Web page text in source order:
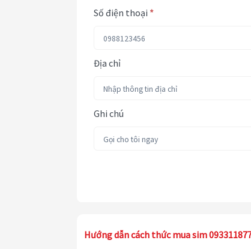
Số điện thoại *
Địa chỉ
Ghi chú
Hướng dẫn cách thức mua sim